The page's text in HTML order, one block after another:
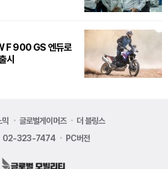
F 900 GS 엔듀로
시
믹 글로벌게이머즈 더 블링스
02-323-7474 PC버전